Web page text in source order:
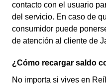
contacto con el usuario
del servicio. En caso de
consumidor puede
de atención al cliente de
¿Cómo recargar saldo
No importa si vives en